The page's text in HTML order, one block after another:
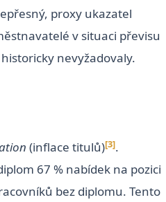
proxy ukazatel
v situaci převisu
nevyžadovaly.
(inflace titulů)[3].
67 % nabídek na pozici
bez diplomu. Tento